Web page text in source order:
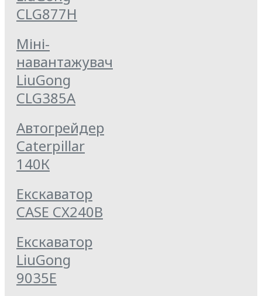
CLG877Н
Міні-
навантажувач
LiuGong
CLG385A
Автогрейдер
Caterpillar
140К
Екскаватор
CASE CX240B
Екскаватор
LiuGong
9035E